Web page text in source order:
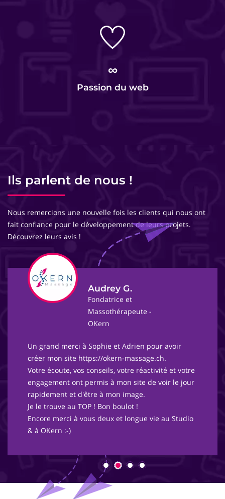
∞
Passion du web
Ils parlent de nous !
Nous remercions une nouvelle fois les clients qui nous ont
fait confiance pour le développement de leurs projets.
Découvrez leurs avis !
Audrey G.
Fondatrice et
Massothérapeute -
OKern
Un grand merci à Sophie et Adrien pour avoir
créer mon site https://okern-massage.ch.
Votre écoute, vos conseils, votre réactivité et votre
engagement ont permis à mon site de voir le jour
rapidement et d'être à mon image.
Je le trouve au TOP ! Bon boulot !
Encore merci à vous deux et longue vie au Studio
& à OKern :-)